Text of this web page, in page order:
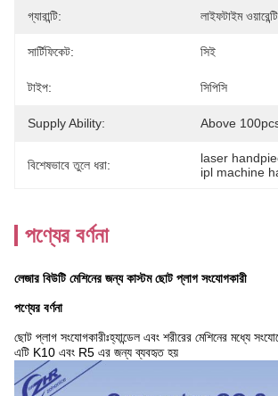
গ্যারান্টি: লাইফটাইম ওয়ারেন্টি
সার্টিফিকেট: সিই
টাইপ: সিপিসি
Supply Ability: Above
বিশেষভাবে তুলে ধরা: laser
ipl machine
পণ্যের বর্ণনা
লেজার বিউটি মেশিনের জন্য কাস্টম ছোট প্লাগ সংযোগকারী
পণ্যের বর্ণনা
ছোট প্লাগ সংযোগকারীঃহ্যান্ডেল এবং শরীরের মেশিনের মধ্যে
এটি K10 এবং R5 এর জন্য ব্যবহৃত হয়